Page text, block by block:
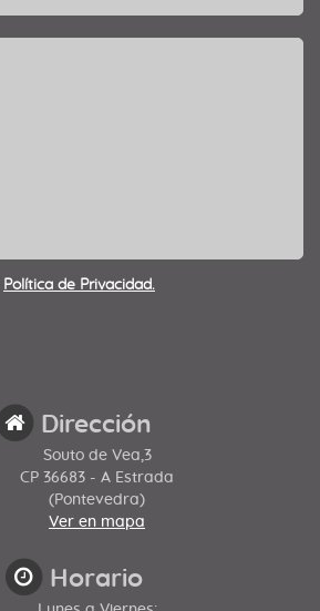
Política de Privacidad.
Dirección
Souto de Vea,3
CP 36683 - A Estrada
(Pontevedra)
Ver en mapa
Horario